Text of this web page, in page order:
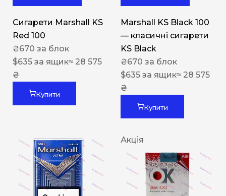
Сигарети Marshall KS
Red 100
₴670 за блок
$635 за ящик≈ 28 575
₴
Купити
Marshall KS Black 100
— класичні сигарети
KS Black
₴670 за блок
$635 за ящик≈ 28 575
₴
Купити
Акція